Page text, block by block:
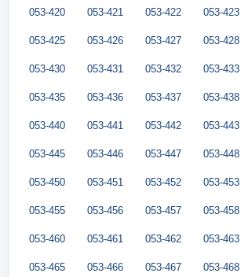
053-420 053-421 053-422 053-423
053-425 053-426 053-427 053-428
053-430 053-431 053-432 053-433
053-435 053-436 053-437 053-438
053-440 053-441 053-442 053-443
053-445 053-446 053-447 053-448
053-450 053-451 053-452 053-453
053-455 053-456 053-457 053-458
053-460 053-461 053-462 053-463
053-465 053-466 053-467 053-468